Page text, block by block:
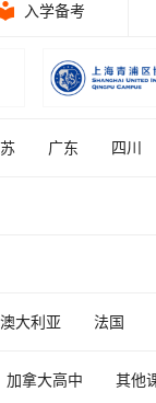
入学备考
广东 四川
澳大利亚 法国
加拿大高中 其他